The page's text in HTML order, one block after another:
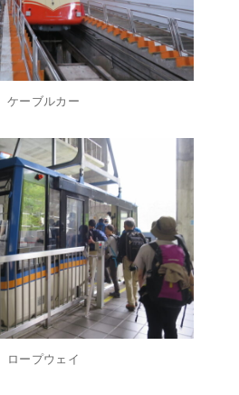
ケーブルカー
ロープウェイ